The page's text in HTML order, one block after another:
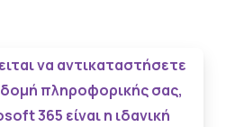
να αντικαταστήσετε
πληροφορικής σας,
365 είναι η ιδανική